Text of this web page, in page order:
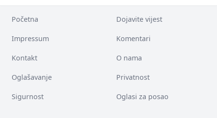
Početna Dojavite vijest
Impressum Komentari
Kontakt O nama
Oglašavanje Privatnost
Sigurnost Oglasi za posao